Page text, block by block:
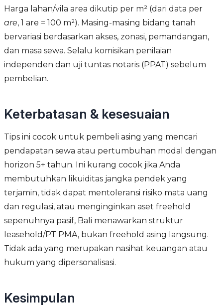
Harga lahan/vila area dikutip per m² (dari data per
are, 1 are = 100 m²). Masing-masing bidang tanah
bervariasi berdasarkan akses, zonasi, pemandangan,
dan masa sewa. Selalu komisikan penilaian
independen dan uji tuntas notaris (PPAT) sebelum
pembelian.
Keterbatasan & kesesuaian
Tips ini cocok untuk pembeli asing yang mencari
pendapatan sewa atau pertumbuhan modal dengan
horizon 5+ tahun. Ini kurang cocok jika Anda
membutuhkan likuiditas jangka pendek yang
terjamin, tidak dapat mentoleransi risiko mata uang
dan regulasi, atau menginginkan aset freehold
sepenuhnya pasif, Bali menawarkan struktur
leasehold/PT PMA, bukan freehold asing langsung.
Tidak ada yang merupakan nasihat keuangan atau
hukum yang dipersonalisasi.
Kesimpulan